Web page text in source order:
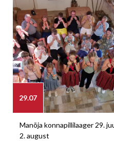
29.07
Manõja konnapillilaager 29.
2. august